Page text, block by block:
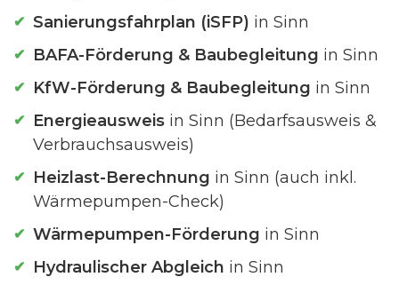
Sanierungsfahrplan (iSFP) in Sinn
BAFA-Förderung & Baubegleitung in Sinn
KfW-Förderung & Baubegleitung in Sinn
Energieausweis in Sinn (Bedarfsausweis &
Verbrauchsausweis)
Heizlast-Berechnung in Sinn (auch inkl.
Wärmepumpen-Check)
Wärmepumpen-Förderung in Sinn
Hydraulischer Abgleich in Sinn